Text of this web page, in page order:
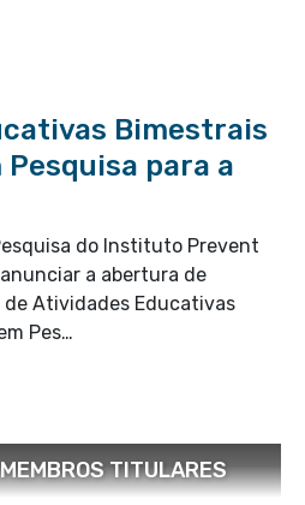
Bimestrais
para a
do Instituto Prevent
a abertura de
de Atividades Educativas
Pes…
TITULARES